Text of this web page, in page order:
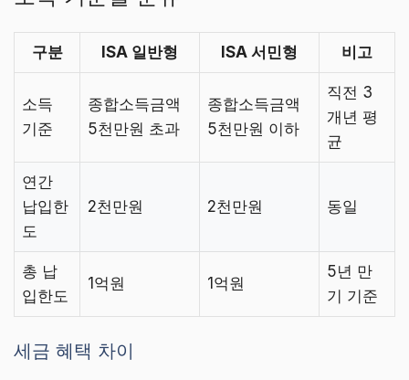
구분 ISA 일반형 ISA 서민형 비고
소득
기준
종합소득금액
5천만원 초과
종합소득금액
5천만원 이하
직전 3
개년 평
균
연간
납입한
도
2천만원 2천만원 동일
총 납
입한도
1억원 1억원
5년 만
기 기준
세금 혜택 차이